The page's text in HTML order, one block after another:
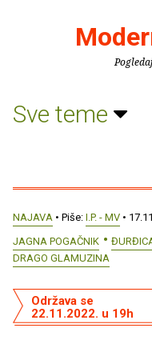
Sve teme
NAJAVA • Piše: I.P. - MV •
JAGNA POGAČNIK
DRAGO GLAMUZINA
Održava se
22.11.2022. u 19h